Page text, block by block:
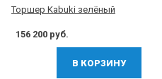
Торшер Kabuki зелёный
156 200 руб.
В КОРЗИНУ